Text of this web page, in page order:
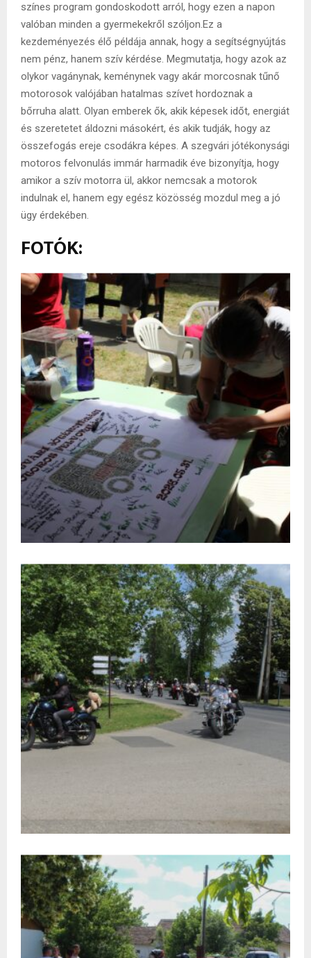
színes program gondoskodott arról, hogy ezen a napon
valóban minden a gyermekekről szóljon.Ez a
kezdeményezés élő példája annak, hogy a segítségnyújtás
nem pénz, hanem szív kérdése. Megmutatja, hogy azok az
olykor vagánynak, keménynek vagy akár morcosnak tűnő
motorosok valójában hatalmas szívet hordoznak a
bőrruha alatt. Olyan emberek ők, akik képesek időt, energiát
és szeretetet áldozni másokért, és akik tudják, hogy az
összefogás ereje csodákra képes. A szegvári jótékonysági
motoros felvonulás immár harmadik éve bizonyítja, hogy
amikor a szív motorra ül, akkor nemcsak a motorok
indulnak el, hanem egy egész közösség mozdul meg a jó
ügy érdekében.
FOTÓK: